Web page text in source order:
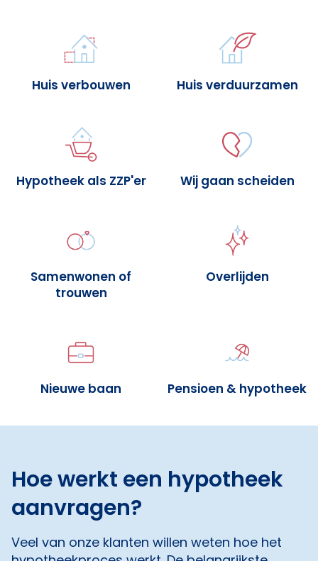
Huis verbouwen Huis verduurzamen
Hypotheek als ZZP'er Wij gaan scheiden
Samenwonen of
trouwen
Overlijden
Nieuwe baan Pensioen & hypotheek
Hoe werkt een hypotheek
aanvragen?
Veel van onze klanten willen weten hoe het